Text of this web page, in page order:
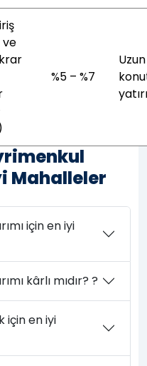
ve
%5 – %7
Mahalleler
için en iyi
kârlı mıdır? ?
için en iyi